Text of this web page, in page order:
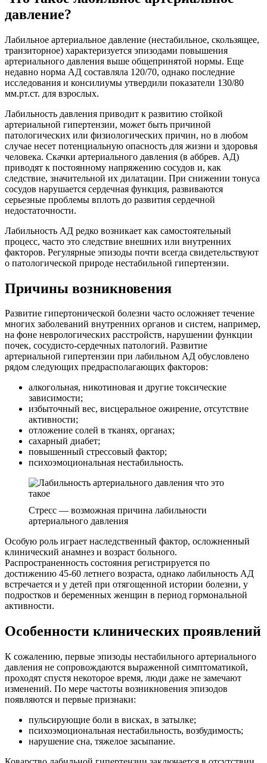
давление?
Лабильное артериальное давление (нестабильное, скользящее,
транзиторное) характеризуется эпизодами повышения
артериального давления выше общепринятой нормы. Еще
недавно норма АД составляла 120/70, однако последние
исследования и консилиумы утвердили показатели 130/80
мм.рт.ст. для взрослых.
Лабильность давления приводит к развитию стойкой
артериальной гипертензии, может быть причиной
патологических или физиологических причин, но в любом
случае несет потенциальную опасность для жизни и здоровья
человека. Скачки артериального давления (в аббрев. АД)
приводят к постоянному напряжению сосудов и, как
следствие, значительной их дилатации. При снижении тонуса
сосудов нарушается сердечная функция, развиваются
серьезные проблемы вплоть до развития сердечной
недостаточности.
Лабильность АД редко возникает как самостоятельный
процесс, часто это следствие внешних или внутренних
факторов. Регулярные эпизоды почти всегда свидетельствуют
о патологической природе нестабильной гипертензии.
Причины возникновения
Развитие гипертонической болезни часто осложняет течение
многих заболеваний внутренних органов и систем, например,
на фоне неврологических расстройств, нарушении функции
почек, сосудисто-сердечных патологий. Развитие
артериальной гипертензии при лабильном АД обусловлено
рядом следующих предрасполагающих факторов:
алкогольная, никотиновая и другие токсические
зависимости;
избыточный вес, висцеральное ожирение, отсутствие
активности;
отложение солей в тканях, органах;
сахарный диабет;
повышенный стрессовый фактор;
психоэмоциональная нестабильность.
Стресс — возможная причина лабильности
артериального давления
Особую роль играет наследственный фактор, осложненный
клинический анамнез и возраст больного.
Распространенность состояния регистрируется по
достижению 45-60 летнего возраста, однако лабильность АД
встречается и у детей при отягощенной истории болезни, у
подростков и беременных женщин в период гормональной
активности.
Особенности клинических проявлений
К сожалению, первые эпизоды нестабильного артериального
давления не сопровождаются выраженной симптоматикой,
проходят спустя некоторое время, люди даже не замечают
изменений. По мере частоты возникновения эпизодов
появляются и первые признаки:
пульсирующие боли в висках, в затылке;
психоэмоциональная нестабильность, возбудимость;
нарушение сна, тяжелое засыпание.